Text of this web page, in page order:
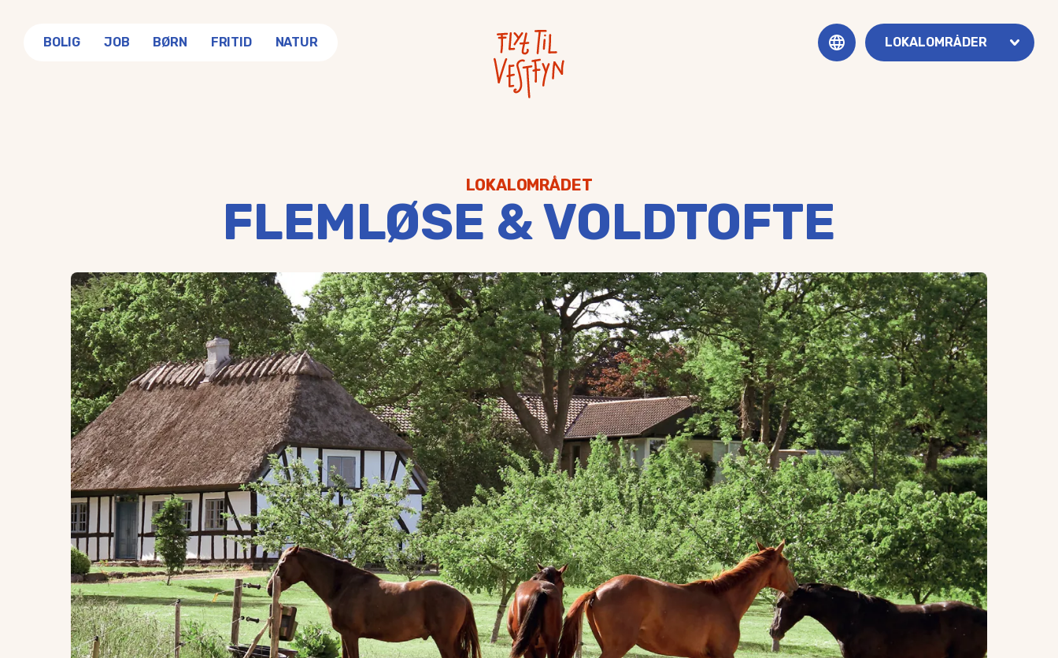
BOLIG JOB BØRN FRITID
NATUR
LOKALOMRÅDER
Jordløse
Kerte
Køng, Gummerup & Højrup
Rørup Sogn
Salbrovad, Sandager & Barløse
Saltofte
Skalbjerg & Magtenbølle
Skallebølle
Skydebjerg
Søby
Søllested & Vedtofte
Thorøhuse
Tommerup & Tommerup St.
Turup
Verninge
Vissenbjerg
Voldbro & omegn
Aarup
LOKALOMRÅDET
FLEMLØSE & VOLDTOFTE